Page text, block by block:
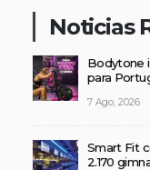
Noticias
Bodytone
para
7 Ago, 2026
Smart Fit
2.170